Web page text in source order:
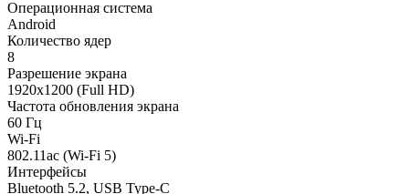
Операционная система
Android
Количество ядер
8
Разрешение экрана
1920x1200 (Full HD)
Частота обновления экрана
60 Гц
Wi-Fi
802.11ac (Wi-Fi 5)
Интерфейсы
Bluetooth 5.2, USB Type-C